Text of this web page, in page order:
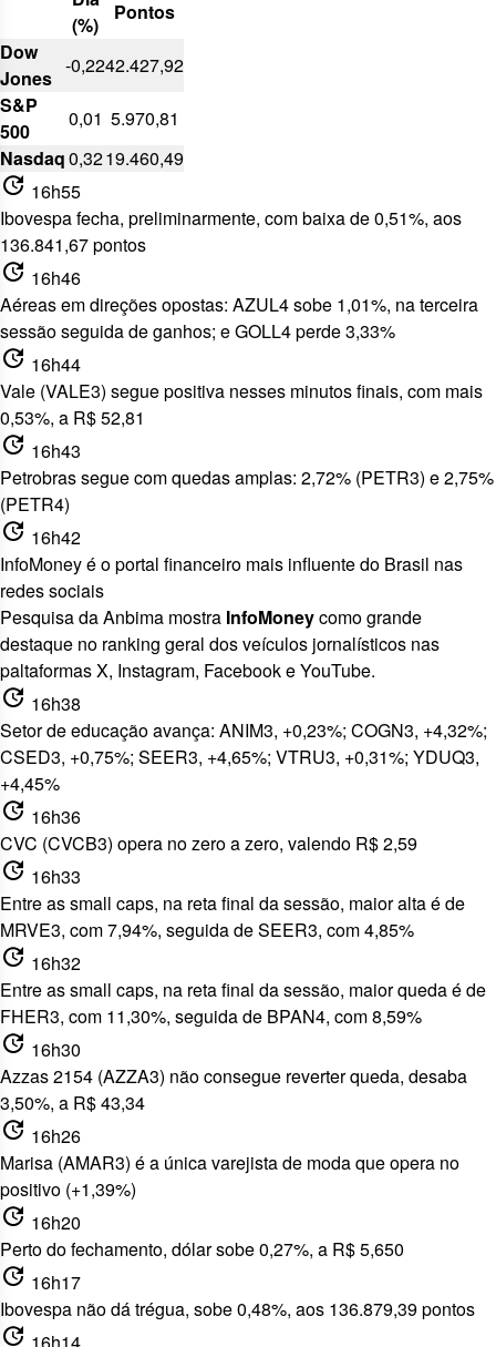
(%)
Pontos
Dow
Jones
-0,2242.427,92
S&P
500
0,01 5.970,81
Nasdaq0,3219.460,49
update 16h55
Ibovespa fecha, preliminarmente, com baixa de 0,51%, aos
136.841,67 pontos
update 16h46
Aéreas em direções opostas: AZUL4 sobe 1,01%, na terceira
sessão seguida de ganhos; e GOLL4 perde 3,33%
update 16h44
Vale (VALE3) segue positiva nesses minutos finais, com mais
0,53%, a R$ 52,81
update 16h43
Petrobras segue com quedas amplas: 2,72% (PETR3) e 2,75%
(PETR4)
update 16h42
InfoMoney é o portal financeiro mais influente do Brasil nas
redes sociais
Pesquisa da Anbima mostra InfoMoneycomogrande
destaque no ranking geral dos veículos jornalísticos nas
paltaformas X, Instagram, Facebook e YouTube.
update 16h38
Setor de educação avança: ANIM3, +0,23%; COGN3, +4,32%;
CSED3, +0,75%; SEER3, +4,65%; VTRU3, +0,31%; YDUQ3,
+4,45%
update 16h36
CVC (CVCB3) opera no zero a zero, valendo R$ 2,59
update 16h33
Entre as small caps, na reta final da sessão, maior alta é de
MRVE3, com 7,94%, seguida de SEER3, com 4,85%
update 16h32
Entre as small caps, na reta final da sessão, maior queda é de
FHER3, com 11,30%, seguida de BPAN4, com 8,59%
update 16h30
Azzas 2154 (AZZA3) não consegue reverter queda, desaba
3,50%, a R$ 43,34
update 16h26
Marisa (AMAR3) é a única varejista de moda que opera no
positivo (+1,39%)
update 16h20
Perto do fechamento, dólar sobe 0,27%, a R$ 5,650
update 16h17
Ibovespa não dá trégua, sobe 0,48%, aos 136.879,39 pontos
update